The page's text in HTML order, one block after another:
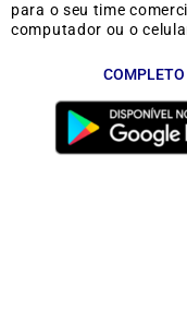
para o seu time
computador ou o
COMPLETO